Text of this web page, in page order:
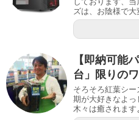
ズは、お陰様で大
【即納可能
台」限りの
そろそろ紅葉シ
期が大好きなよ
木々は癒されます